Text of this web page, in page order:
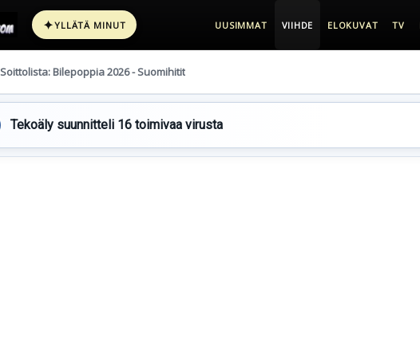
✦YLLÄTÄ MINUT UUSIMMAT VIIHDE ELOKUVAT TV
Soittolista: Bilepoppia 2026 - Suomihitit
Tekoäly suunnitteli 16 toimivaa virusta